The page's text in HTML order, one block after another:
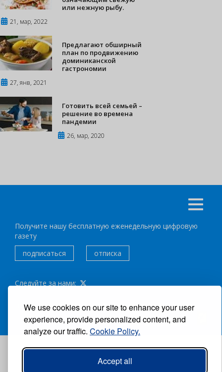
We use cookies on our site to enhance your user
experience, provide personalized content, and
analyze our traffic. Cookie Policy.
Accept all
или нежную рыбу.
21, мар, 2022
Предлагают обширный
план по продвижению
доминиканской
гастрономии
27, янв, 2021
Готовить всей семьей –
решение во времена
пандемии
26, мар, 2020
Получите нашу бесплатную еженедельную цифровую
газету
подписаться
отписка
Следуйте за нами:
ВСЕ ПРАВА ЗАЩИЩЕНЫ ®CARIBBEAN NEWS DIGITAL.
АВТОР:GRUPO EXCELENCIAS.